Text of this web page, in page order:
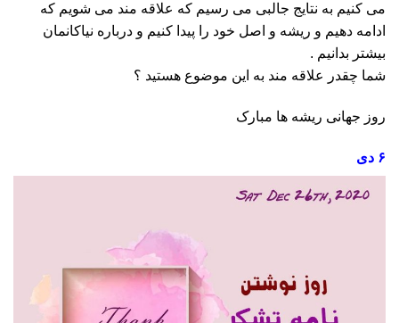
می کنیم به نتایج جالبی می رسیم که علاقه مند می شویم که
ادامه دهیم و ریشه و اصل خود را پیدا کنیم و درباره نیاکانمان
بیشتر بدانیم .
شما چقدر علاقه مند به این موضوع هستید ؟
روز جهانی ریشه ها مبارک
۶ دی